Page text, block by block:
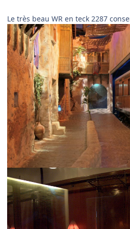
Le très beau WR en teck 2287